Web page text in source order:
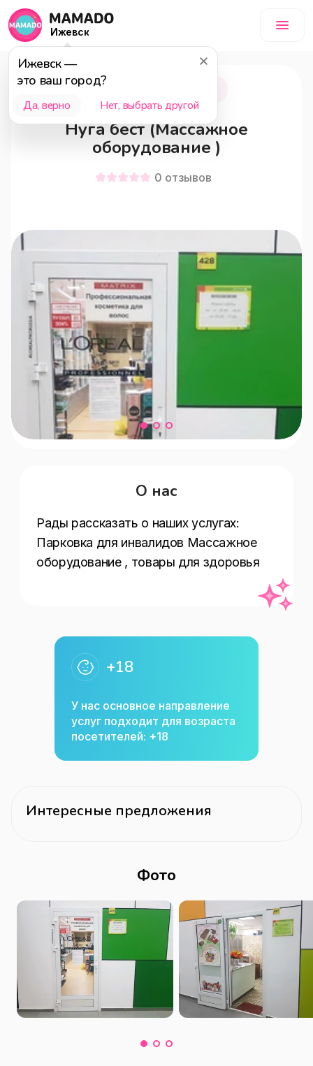
Ижевск
Ижевск—
это ваш город?
Да, верно Нет, выбрать другой
Ижевск
Нуга бест (Массажное
оборудование )
0 отзывов
О нас
Рады рассказать о наших услугах:
Парковка для инвалидов Массажное
оборудование , товары для здоровья
+18
У нас основное направление
услуг подходит для возраста
посетителей: +18
Интересные предложения
Фото